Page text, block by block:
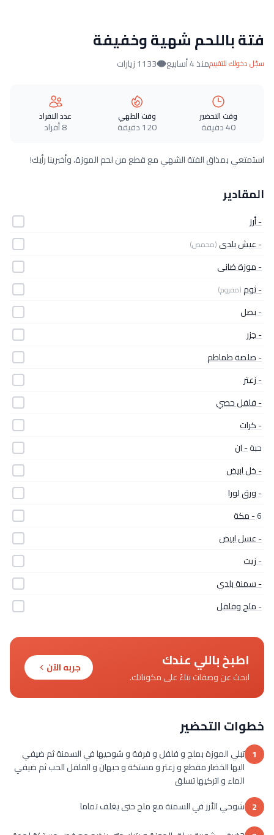
فتة باللحم شهية وخفيفة
سجّل دخولك للتقييممنذ 4 أسابيع 1133 زيارات
وقت التحضير
40 دقيقة
وقت الطهي
120 دقيقة
عدد الافراد
8 أفراد
استمتعي بمذاق الفتة الشهي مع قطع من لحم الموزة، وأخبرينا رأيك!
المقادير
- أرز
- عيش بلدى(محمص)
- موزة ضانى
- ثوم(مفروم)
- بصل
- جزر
- صلصة طماطم
- زعتر
- فلفل حصي
- كرات
حبة- ان
- خل ابيض
- ورق لورا
6- مكة
- عسل ابيض
- زيت
- سمنة بلدي
- ملح وفلفل
اطبخ باللي عندك
ابحث عن وصفات بناءً على مكوناتك.
جربه الآن
خطوات التحضير
1 تبلي الموزة بملح و فلفل و قرفة و شوحيها في السمنة ثم ضيفي
اليها الخضار مقطع و زعتر و مستكة و حبهان و الفلفل الحب ثم ضيفي
الماء و اتركيها تسلق
2 شوحي الأرز في السمنة مع ملح حتى يغلف تماما